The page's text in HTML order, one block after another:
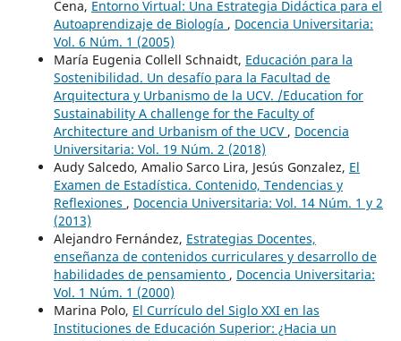
Cena, Entorno Virtual: Una Estrategia Didáctica para el
Autoaprendizaje de Biología , Docencia Universitaria:
Vol. 6 Núm. 1 (2005)
María Eugenia Collell Schnaidt, Educación para la
Sostenibilidad. Un desafío para la Facultad de
Arquitectura y Urbanismo de la UCV. /Education for
Sustainability A challenge for the Faculty of
Architecture and Urbanism of the UCV , Docencia
Universitaria: Vol. 19 Núm. 2 (2018)
Audy Salcedo, Amalio Sarco Lira, Jesús Gonzalez, El
Examen de Estadística. Contenido, Tendencias y
Reflexiones , Docencia Universitaria: Vol. 14 Núm. 1 y 2
(2013)
Alejandro Fernández, Estrategias Docentes,
enseñanza de contenidos curriculares y desarrollo de
habilidades de pensamiento , Docencia Universitaria:
Vol. 1 Núm. 1 (2000)
Marina Polo, El Currículo del Siglo XXI en las
Instituciones de Educación Superior: ¿Hacia un